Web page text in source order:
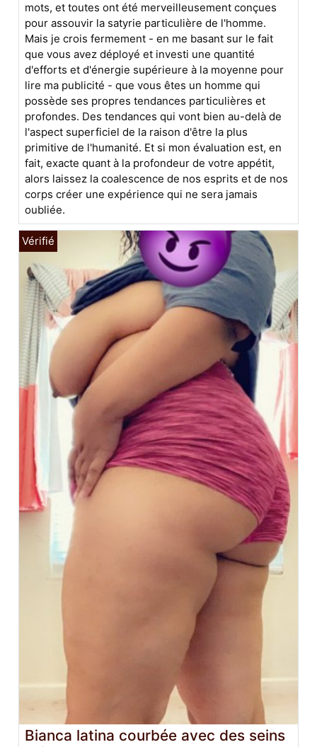
mots, et toutes ont été merveilleusement conçues
pour assouvir la satyrie particulière de l'homme.
Mais je crois fermement - en me basant sur le fait
que vous avez déployé et investi une quantité
d'efforts et d'énergie supérieure à la moyenne pour
lire ma publicité - que vous êtes un homme qui
possède ses propres tendances particulières et
profondes. Des tendances qui vont bien au-delà de
l'aspect superficiel de la raison d'être la plus
primitive de l'humanité. Et si mon évaluation est, en
fait, exacte quant à la profondeur de votre appétit,
alors laissez la coalescence de nos esprits et de nos
corps créer une expérience qui ne sera jamais
oubliée.
Bianca latina courbée avec des seins